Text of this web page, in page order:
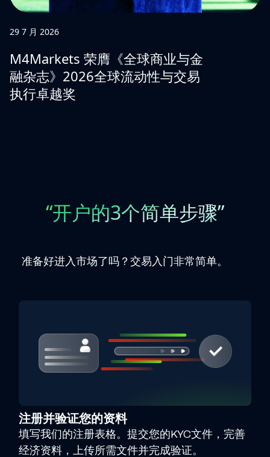
29 7 月 2026
M4Markets 荣膺《全球商业与金
融杂志》2026全球流动性与交易
执行卓越奖
“开户的3个简单步骤”
准备好进入市场了吗？交易入门非常简单。
注册并验证您的资料
填写我们的注册表格。提交您的KYC文件，完善
经济资料，上传所需文件并完成验证。